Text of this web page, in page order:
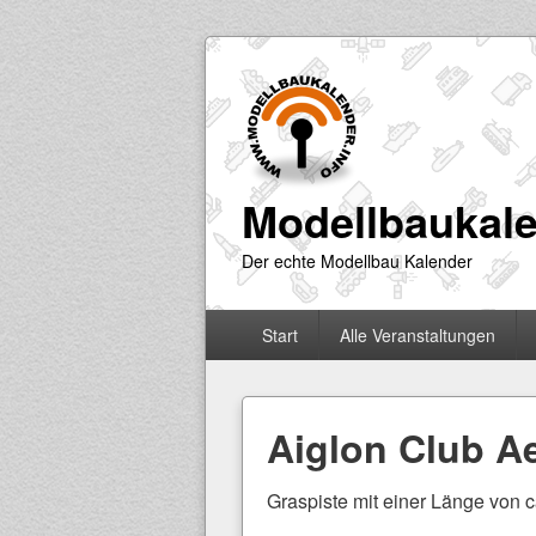
Der echte Modellbau Kalender
Start Alle Veranstaltungen
Aiglon Club
Graspiste mit einer Länge von